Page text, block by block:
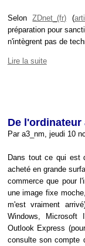
SelonZDnet (
préparation pour
n'intègrent pas de
Lire la suite
De l'ordinateur
Par a3_nm, jeudi 10
Dans tout ce qui est
acheté en grande
commerce que pour
une image fixe
m'est vraiment
Windows, Microsoft
Outlook Express
consulte son compte